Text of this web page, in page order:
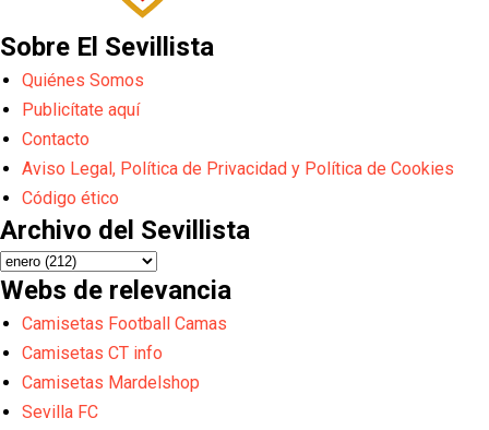
Sobre El Sevillista
Quiénes Somos
Publicítate aquí
Contacto
Aviso Legal, Política de Privacidad y Política de Cookies
Código ético
Archivo del Sevillista
Webs de relevancia
Camisetas Football Camas
Camisetas CT info
Camisetas Mardelshop
Sevilla FC